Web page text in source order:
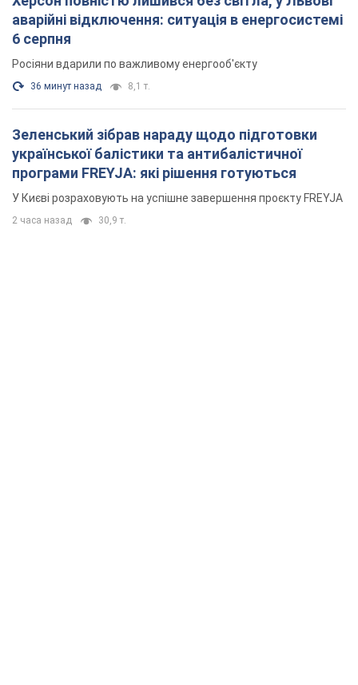
аварійні відключення: ситуація в енергосистемі
6 серпня
Росіяни вдарили по важливому енергооб'єкту
36 минут назад 8,1 т.
Зеленський зібрав нараду щодо підготовки
української балістики та антибалістичної
програми FREYJA: які рішення готуються
У Києві розраховують на успішне завершення проєкту FREYJA
2 часа назад 30,9 т.